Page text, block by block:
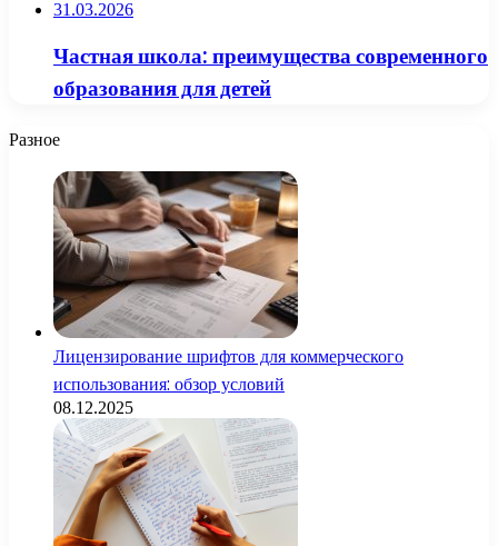
31.03.2026
Частная школа: преимущества современного
образования для детей
Разное
Лицензирование шрифтов для коммерческого
использования: обзор условий
08.12.2025